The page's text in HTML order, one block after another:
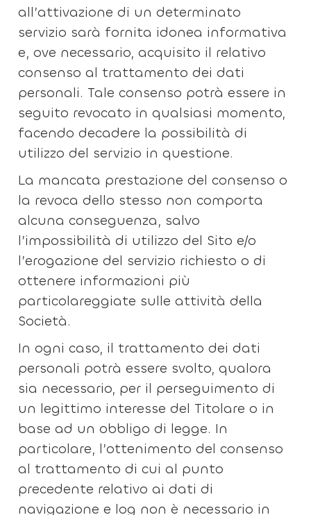
all’attivazione di un determinato
servizio sarà fornita idonea informativa
e, ove necessario, acquisito il relativo
consenso al trattamento dei dati
personali. Tale consenso potrà essere in
seguito revocato in qualsiasi momento,
facendo decadere la possibilità di
utilizzo del servizio in questione.
La mancata prestazione del consenso o
la revoca dello stesso non comporta
alcuna conseguenza, salvo
l’impossibilità di utilizzo del Sito e/o
l’erogazione del servizio richiesto o di
ottenere informazioni più
particolareggiate sulle attività della
Società.
In ogni caso, il trattamento dei dati
personali potrà essere svolto, qualora
sia necessario, per il perseguimento di
un legittimo interesse del Titolare o in
base ad un obbligo di legge. In
particolare, l’ottenimento del consenso
al trattamento di cui al punto
precedente relativo ai dati di
navigazione e log non è necessario in